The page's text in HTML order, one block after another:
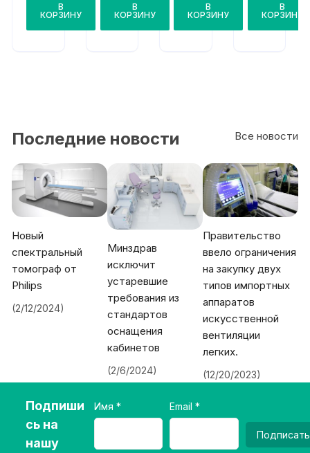
‘Акс
и’
Тип
В
КОРЗИНУ
‘Акс
и’
тип
В
КОРЗИНУ
LED
SCB
В
КОРЗИНУ
од
пов
ыше
В
КОРЗИНУ
Все новости
Последние новости
Новый
спектральный
томограф от
Philips
(2/12/2024)
Минздрав
исключит
устаревшие
требования из
стандартов
оснащения
кабинетов
(2/6/2024)
Правительство
ввело ограничения
на закупку двух
типов импортных
аппаратов
искусственной
вентиляции
легких.
(12/20/2023)
Подпиши
сь на
нашу
Имя Email